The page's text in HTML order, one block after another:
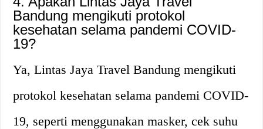
Bandung mengikuti protokol
kesehatan selama pandemi COVID-
19?
Ya, Lintas Jaya Travel Bandung mengikuti
protokol kesehatan selama pandemi COVID-
19, seperti menggunakan masker, cek suhu